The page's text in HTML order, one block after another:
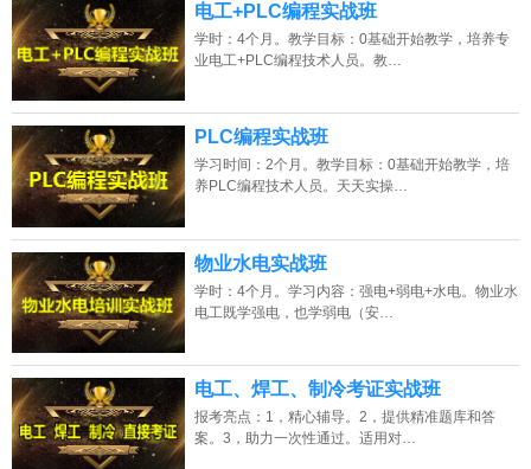
电工+PLC编程实战班
学时：4个月。教学目标：0基础开始教学，培养专
业电工+PLC编程技术人员。教…
PLC编程实战班
学习时间：2个月。教学目标：0基础开始教学，培
养PLC编程技术人员。天天实操…
物业水电实战班
学时：4个月。学习内容：强电+弱电+水电。物业水
电工既学强电，也学弱电（安…
电工、焊工、制冷考证实战班
报考亮点：1，精心辅导。2，提供精准题库和答
案。3，助力一次性通过。适用对…